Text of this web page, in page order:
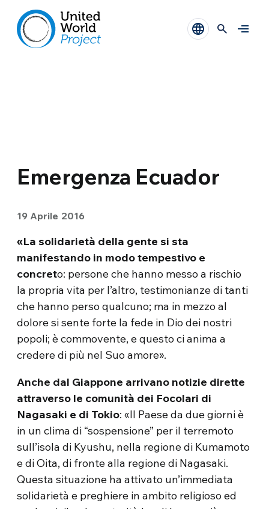
Emergenza Ecuador
19 Aprile 2016
«La solidarietà della gente si sta
manifestando in modo tempestivo e
concreto: persone che hanno messo a rischio
la propria vita per l’altro, testimonianze di tanti
che hanno perso qualcuno; ma in mezzo al
dolore si sente forte la fede in Dio dei nostri
popoli; è commovente, e questo ci anima a
credere di più nel Suo amore».
Anche dal Giappone arrivano notizie dirette
attraverso le comunità dei Focolari di
Nagasaki e di Tokio: «Il Paese da due giorni è
in un clima di “sospensione” per il terremoto
sull’isola di Kyushu, nella regione di Kumamoto
e di Oita, di fronte alla regione di Nagasaki.
Questa situazione ha attivato un’immediata
solidarietà e preghiere in ambito religioso ed